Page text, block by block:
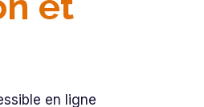
en ligne